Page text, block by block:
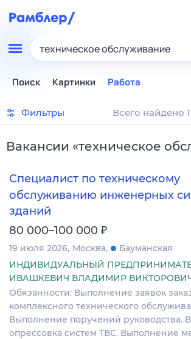
техническое обслуживание
Поиск Картинки Работа
Фильтры Всего найдено
Вакансии «техническое
Специалист по техническому
обслуживанию инженерных
зданий
80 000–100 000 ₽
19 июля 2026 Москва
Бауманская
ИНДИВИДУАЛЬНЫЙ
ИВАШКЕВИЧ ВЛАДИМИР
Обязанности: Выполнение заявок
комплексного технического
Выполнение поручений руководства.
опрессовка систем ТВС. Выполнение